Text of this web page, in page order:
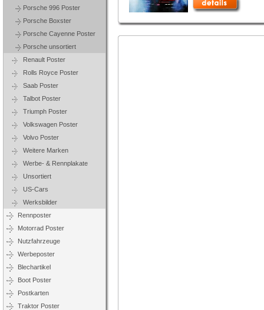
Porsche 996 Poster
Porsche Boxster
Porsche Cayenne Poster
Porsche unsortiert
Renault Poster
Rolls Royce Poster
Saab Poster
Talbot Poster
Triumph Poster
Volkswagen Poster
Volvo Poster
Weitere Marken
Werbe- & Rennplakate
Unsortiert
US-Cars
Werksbilder
Rennposter
Motorrad Poster
Nutzfahrzeuge
Werbeposter
Blechartikel
Boot Poster
Postkarten
Traktor Poster